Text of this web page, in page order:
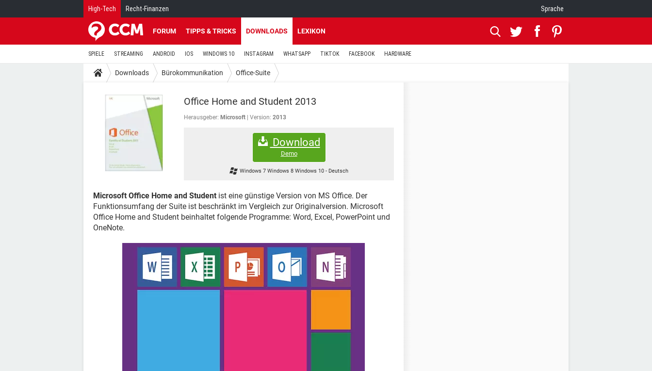
High-Tech Recht-Finanzen Sprache
FORUM TIPPS & TRICKS DOWNLOADS LEXIKON
SPIELE STREAMING ANDROID IOS WINDOWS 10 INSTAGRAM WHATSAPP TIKTOK FACEBOOK HARDWARE
Downloads Bürokommunikation Office-Suite
Office Home and Student 2013
Herausgeber: Microsoft Version: 2013
Download
Demo
Windows 7 Windows 8 Windows 10 - Deutsch
Microsoft Office Home and Student ist eine günstige Version von MS Office. Der
Funktionsumfang der Suite ist beschränkt im Vergleich zur Originalversion. Microsoft
Office Home and Student beinhaltet folgende Programme: Word, Excel, PowerPoint und
OneNote.